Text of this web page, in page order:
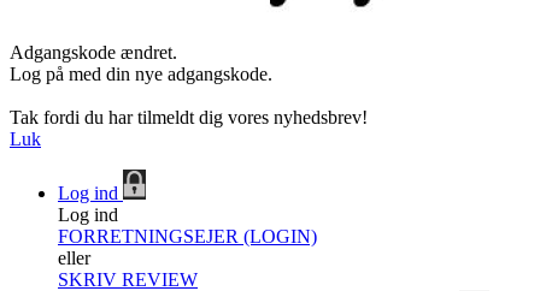
Adgangskode ændret.
Log på med din nye adgangskode.
Tak fordi du har tilmeldt dig vores nyhedsbrev!
Luk
Log ind
Log ind
FORRETNINGSEJER (LOGIN)
eller
SKRIV REVIEW